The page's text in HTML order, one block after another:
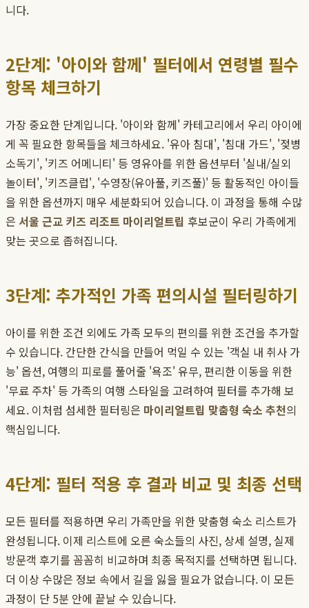
니다.
2단계: '아이와 함께' 필터에서 연령별 필수
항목 체크하기
가장 중요한 단계입니다. '아이와 함께' 카테고리에서 우리 아이에
게 꼭 필요한 항목들을 체크하세요. '유아 침대', '침대 가드', '젖병
소독기', '키즈 어메니티' 등 영유아를 위한 옵션부터 '실내/실외
놀이터', '키즈클럽', '수영장(유아풀, 키즈풀)' 등 활동적인 아이들
을 위한 옵션까지 매우 세분화되어 있습니다. 이 과정을 통해 수많
은 서울 근교 키즈 리조트 마이리얼트립 후보군이 우리 가족에게
맞는 곳으로 좁혀집니다.
3단계: 추가적인 가족 편의시설 필터링하기
아이를 위한 조건 외에도 가족 모두의 편의를 위한 조건을 추가할
수 있습니다. 간단한 간식을 만들어 먹일 수 있는 '객실 내 취사 가
능' 옵션, 여행의 피로를 풀어줄 '욕조' 유무, 편리한 이동을 위한
'무료 주차' 등 가족의 여행 스타일을 고려하여 필터를 추가해 보
세요. 이처럼 섬세한 필터링은 마이리얼트립 맞춤형 숙소 추천의
핵심입니다.
4단계: 필터 적용 후 결과 비교 및 최종 선택
모든 필터를 적용하면 우리 가족만을 위한 맞춤형 숙소 리스트가
완성됩니다. 이제 리스트에 오른 숙소들의 사진, 상세 설명, 실제
방문객 후기를 꼼꼼히 비교하며 최종 목적지를 선택하면 됩니다.
더 이상 수많은 정보 속에서 길을 잃을 필요가 없습니다. 이 모든
과정이 단 5분 안에 끝날 수 있습니다.